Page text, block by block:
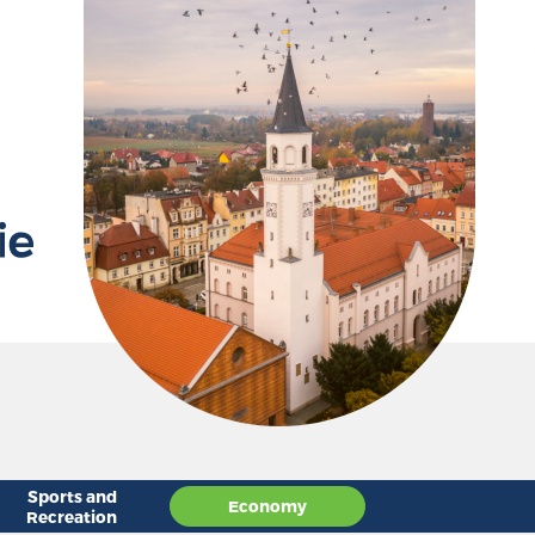
Sports and
Recreation
Economy